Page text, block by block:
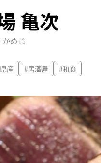
亀次
かめじ
産 #居酒屋 #和食